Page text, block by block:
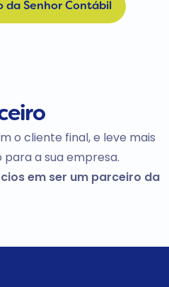
da Senhor Contábil
o cliente final, e leve mais
a sua empresa.
em ser um parceiro da